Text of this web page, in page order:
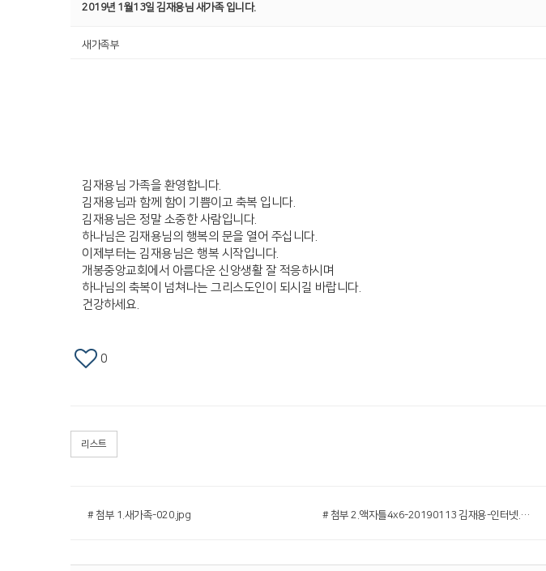
2019년 1월13일 김재용님 새가족 입니다.
새가족부
김재용님 가족을 환영합니다.
김재용님과 함께 함이 기쁨이고 축복 입니다.
김재용님은 정말 소중한 사람입니다.
하나님은 김재용님의 행복의 문을 열어 주십니다.
이제부터는 김재용님은 행복 시작입니다.
개봉중앙교회에서 아름다운 신앙생활 잘 적응하시며
하나님의 축복이 넘쳐나는 그리스도인이 되시길 바랍니다.
건강하세요.
0
리스트
# 첨부 1.새가족-020.jpg # 첨부 2.액자틀4x6-20190113 김재용-인터넷.jpg